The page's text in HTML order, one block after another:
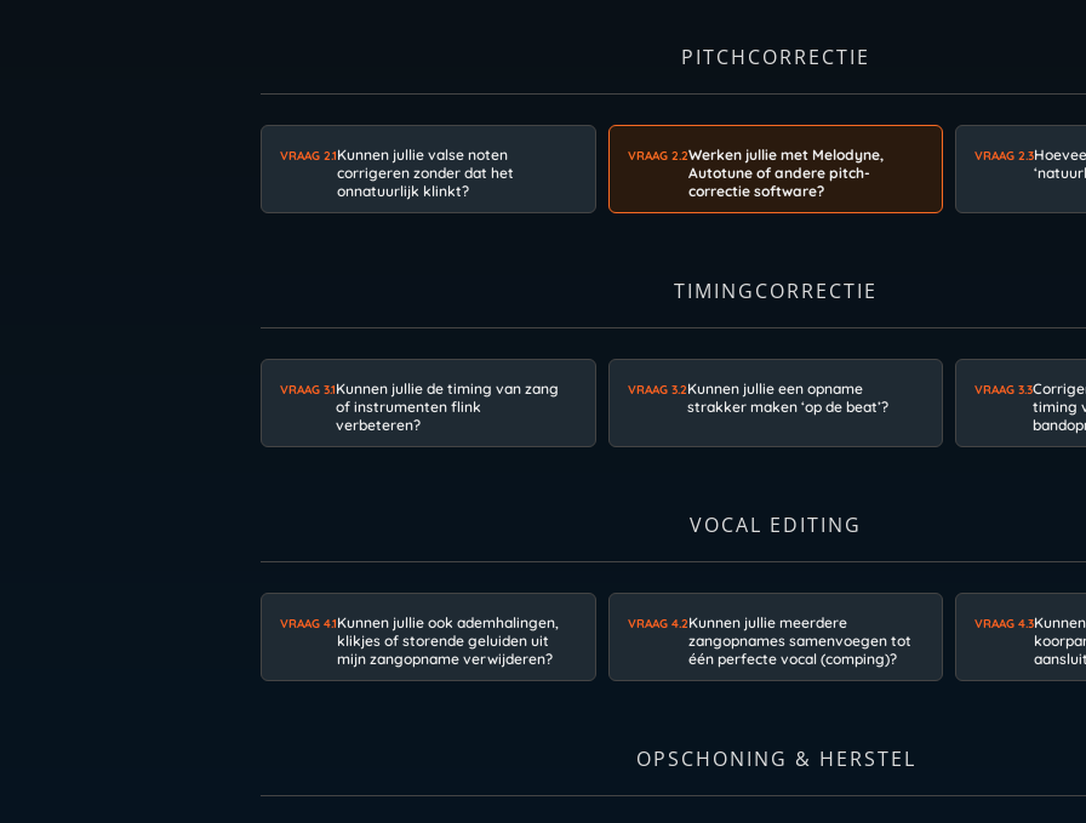
PITCHCORRECTIE
VRAAG 2.1Kunnen jullie valse noten
corrigeren zonder dat het
onnatuurlijk klinkt?
VRAAG 2.2Werken jullie met Melodyne,
Autotune of andere pitch-
correctie software?
VRAAG 2.3
TIMINGCORRECTIE
VRAAG 3.1Kunnen jullie de timing van zang
of instrumenten flink
verbeteren?
VRAAG 3.2Kunnen jullie een opname
strakker maken ‘op de beat’?
VRAAG 3.3
timing
VOCAL EDITING
VRAAG 4.1Kunnen jullie ook ademhalingen,
klikjes of storende geluiden uit
mijn zangopname verwijderen?
VRAAG 4.2Kunnen jullie meerdere
zangopnames samenvoegen tot
één perfecte vocal (comping)?
VRAAG 4.3
OPSCHONING & HERSTEL